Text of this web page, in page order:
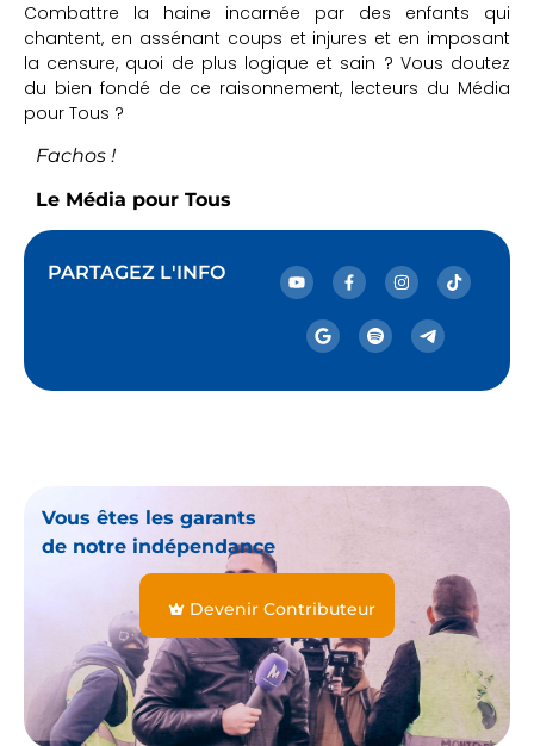
Combattre la haine incarnée par des enfants qui
chantent, en assénant coups et injures et en imposant
la censure, quoi de plus logique et sain ? Vous doutez
du bien fondé de ce raisonnement, lecteurs du Média
pour Tous ?
Fachos !
Le Média pour Tous
PARTAGEZ L'INFO
Vous êtes les garants
de notre indépendance
Devenir Contributeur